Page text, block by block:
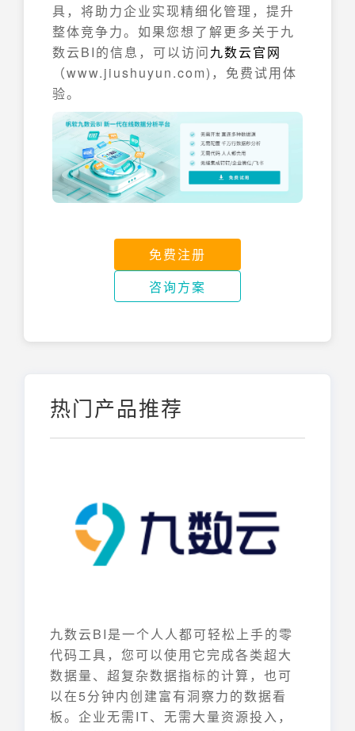
具，将助力企业实现精细化管理，提升
整体竞争力。如果您想了解更多关于九
数云BI的信息，可以访问九数云官网
（www.jiushuyun.com)，免费试用体
验。
免费注册
咨询方案
热门产品推荐
九数云BI是一个人人都可轻松上手的零
代码工具，您可以使用它完成各类超大
数据量、超复杂数据指标的计算，也可
以在5分钟内创建富有洞察力的数据看
板。企业无需IT、无需大量资源投入，